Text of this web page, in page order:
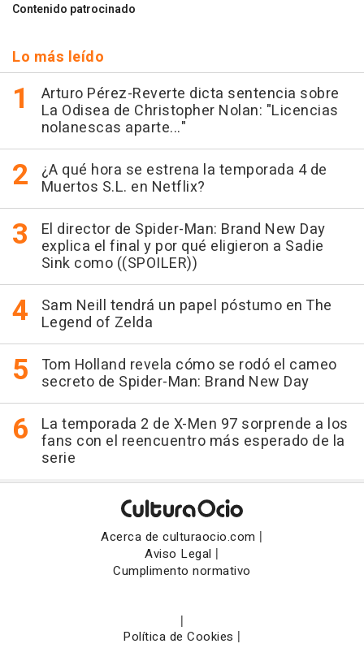
Contenido patrocinado
Lo más leído
Arturo Pérez-Reverte dicta sentencia sobre
La Odisea de Christopher Nolan: "Licencias
nolanescas aparte..."
¿A qué hora se estrena la temporada 4 de
Muertos S.L. en Netflix?
El director de Spider-Man: Brand New Day
explica el final y por qué eligieron a Sadie
Sink como ((SPOILER))
Sam Neill tendrá un papel póstumo en The
Legend of Zelda
Tom Holland revela cómo se rodó el cameo
secreto de Spider-Man: Brand New Day
La temporada 2 de X-Men 97 sorprende a los
fans con el reencuentro más esperado de la
serie
Acerca de culturaocio.com |
Aviso Legal |
Cumplimento normativo
|
Política de Cookies |